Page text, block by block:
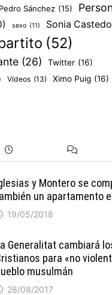
Pedro Sánchez (15)
sexo (11) Sonia Castedo
(52)
(26) Twitter (16)
Vídeos (13) Ximo Puig (16)
y Montero se
un apartamento
19/05/2018
Generalitat cambiará
para «no
musulmán
28/08/2017